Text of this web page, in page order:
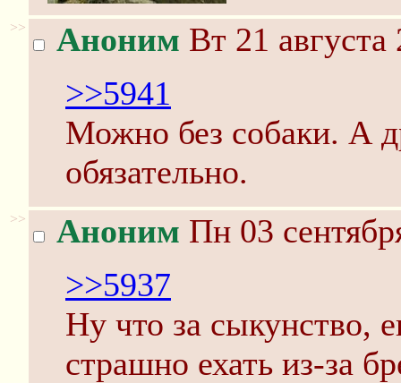
>> Аноним Вт 21
>>5941
Можно без собаки. А
обязательно.
>> Аноним Пн 03
>>5937
Ну что за сыкунство,
страшно ехать из-за